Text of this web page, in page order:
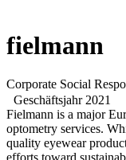
fielmann
Corporate Social
Geschäftsjahr 2021
Fielmann is a major
optometry services.
quality eyewear
efforts toward